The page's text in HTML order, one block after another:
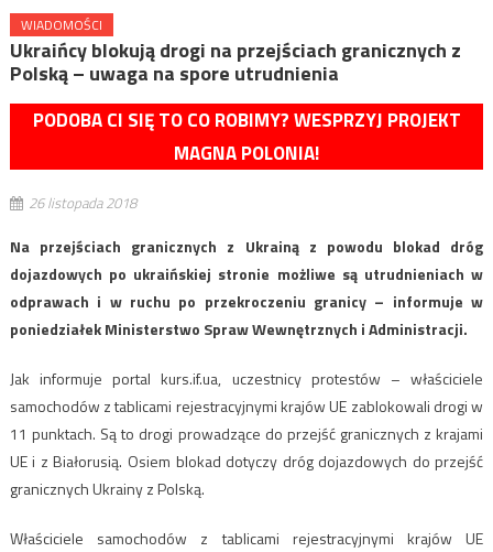
WIADOMOŚCI
Ukraińcy blokują drogi na przejściach granicznych z
Polską – uwaga na spore utrudnienia
PODOBA CI SIĘ TO CO ROBIMY? WESPRZYJ PROJEKT
MAGNA POLONIA!
26 listopada 2018
Na przejściach granicznych z Ukrainą z powodu blokad dróg
dojazdowych po ukraińskiej stronie możliwe są utrudnieniach w
odprawach i w ruchu po przekroczeniu granicy – informuje w
poniedziałek Ministerstwo Spraw Wewnętrznych i Administracji.
Jak informuje portal kurs.if.ua, uczestnicy protestów – właściciele
samochodów z tablicami rejestracyjnymi krajów UE zablokowali drogi w
11 punktach. Są to drogi prowadzące do przejść granicznych z krajami
UE i z Białorusią. Osiem blokad dotyczy dróg dojazdowych do przejść
granicznych Ukrainy z Polską.
Właściciele samochodów z tablicami rejestracyjnymi krajów UE